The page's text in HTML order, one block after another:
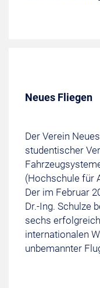
Neues Fliegen
Der Verein
studentischer
(Hochschule für
Der im Februar
Dr.-Ing. Schulze
sechs
internationalen
unbemannter